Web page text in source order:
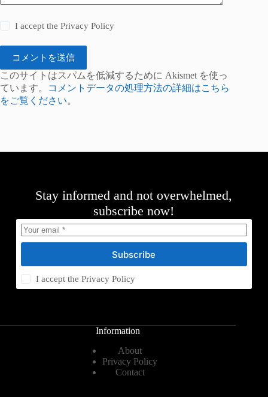
I accept thePrivacy Policy
コメントを送信
このサイトはスパムを低減するために Akismet を使っ
ています。
コメントデータの処理方法の詳細はこちら
をご覧ください。
Stay informed and not overwhelmed,
subscribe now!
Subscribe
I accept thePrivacy Policy
Information
About
Privacy Policy
Contact